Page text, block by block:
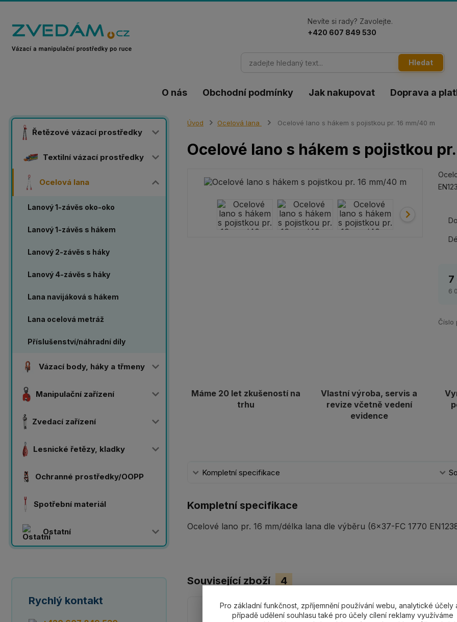
O nás Obchodní podmínky Jak nakupovat Doprava a
Hledat
Nevíte si rady? Zavolejte.
+420 607 849 530
Řetězové vázací prostředky
Textilní vázací prostředky
Ocelová lana
Lanový 1-závěs oko-oko
Lanový 1-závěs s hákem
Lanový 2-závěs s háky
Lanový 4-závěs s háky
Lana navijáková s hákem
Lana ocelová metráž
Příslušenství/náhradní díly
Vázací body, háky a třmeny
Manipulační zařízení
Zvedací zařízení
Lesnické řetězy, kladky
Ochranné prostředky/OOPP
Spotřební materiál
Ostatní
Rychlý kontakt
Úvod Ocelová lana Ocelové lano s hákem s pojistkou pr. 16 mm/40 m
Ocelové lano s hákem s pojistkou
6
Číslo
Máme 20 let zkušeností na
trhu
Vlastní výroba, servis a
revize včetně vedení
evidence
Kompletní specifikace
Kompletní specifikace
Ocelové lano pr. 16 mm/délka lana dle výběru (6x37-FC 1770
Související zboží 4
Pro základní funkčnost, zpříjemnění používání webu, analytické účely
případě udělení souhlasu také pro účely cílení reklamy využíváme